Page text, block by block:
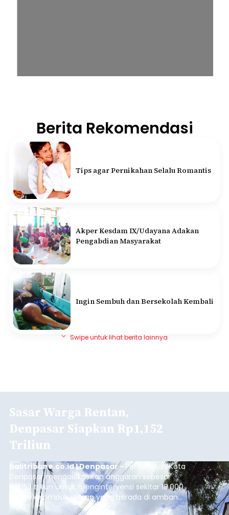
Berita Rekomendasi
Tips agar Pernikahan Selalu Romantis
Akper Kesdam IX/Udayana Adakan
Pengabdian Masyarakat
Ingin Sembuh dan Bersekolah Kembali
Swipe untuk lihat berita lainnya
Sasar Warga Rentan,
Denpasar Siapkan Rp1,152
Triliun
balitribune.co.id I Denpasar - Pemerintah Kota
Denpasar mengalokasikan anggaran sebesar
Rp1,152 triliun untuk mengintervensi sekitar 18.000
warga kelompok rentan yang berada di ambang
garis kemiskinan. Langkah strategis ini diambil